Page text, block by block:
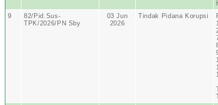
9
82/Pid.Sus-
TPK/2026/PN Sby
03 Jun
2026
Tindak Pidana Korupsi